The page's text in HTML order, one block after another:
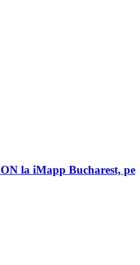
la iMapp Bucharest, pe